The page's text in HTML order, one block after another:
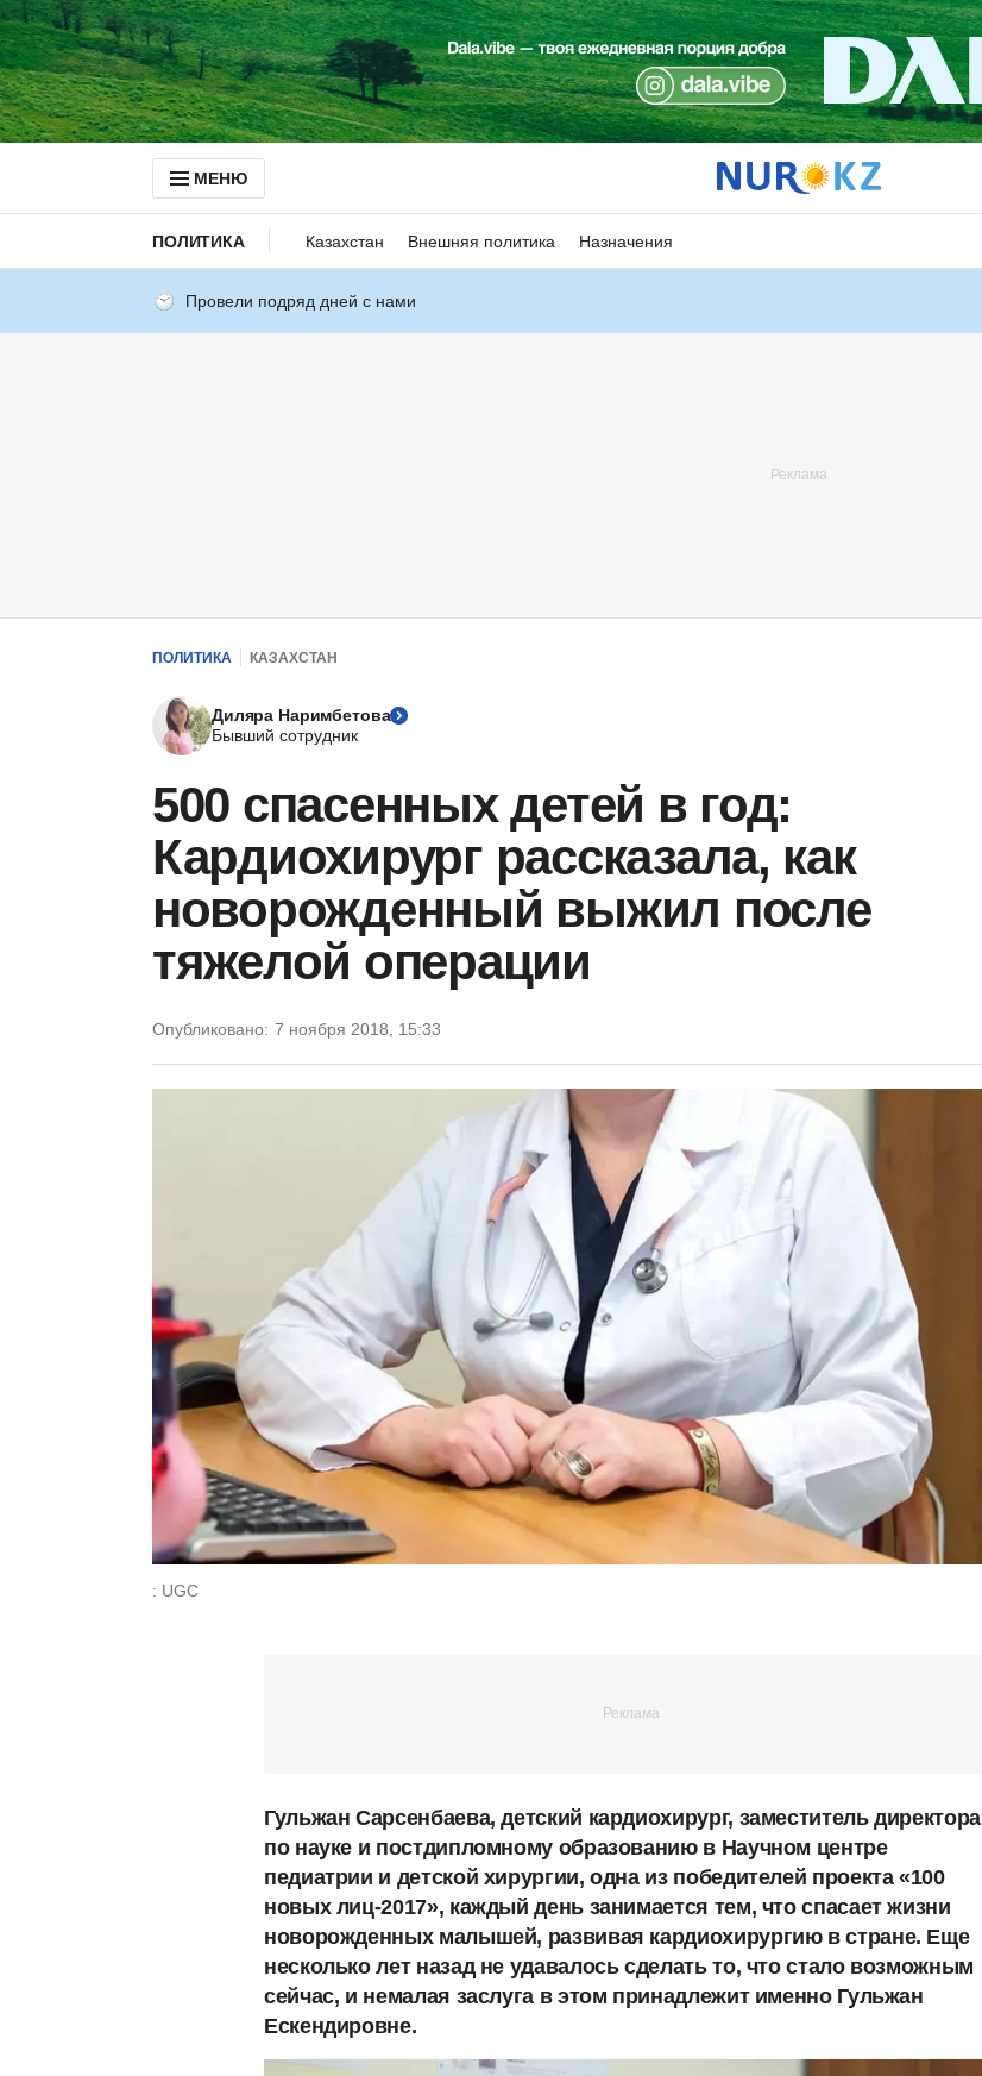
МЕНЮ
ПОЛИТИКА Казахстан Внешняя политика Назначения
Провели подряд дней с нами
ПОЛИТИКА КАЗАХСТАН
Диляра Наримбетова
Бывший сотрудник
500 спасенных детей в год:
Кардиохирург рассказала, как
новорожденный выжил после
тяжелой операции
Опубликовано: 7 ноября 2018, 15:33
: UGC
Гульжан Сарсенбаева, детский кардиохирург, заместитель директора
по науке и постдипломному образованию в Научном центре
педиатрии и детской хирургии, одна из победителей проекта «100
новых лиц-2017», каждый день занимается тем, что спасает жизни
новорожденных малышей, развивая кардиохирургию в стране. Еще
несколько лет назад не удавалось сделать то, что стало возможным
сейчас, и немалая заслуга в этом принадлежит именно Гульжан
Ескендировне.